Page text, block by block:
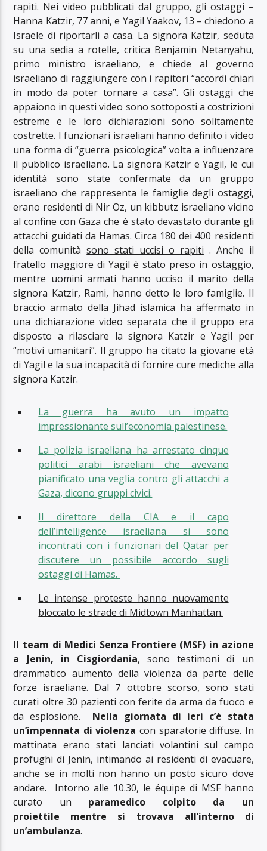
rapiti. Nei video pubblicati dal gruppo, gli ostaggi –
Hanna Katzir, 77 anni, e Yagil Yaakov, 13 – chiedono a
Israele di riportarli a casa. La signora Katzir, seduta
su una sedia a rotelle, critica Benjamin Netanyahu,
primo ministro israeliano, e chiede al governo
israeliano di raggiungere con i rapitori “accordi chiari
in modo da poter tornare a casa”. Gli ostaggi che
appaiono in questi video sono sottoposti a costrizioni
estreme e le loro dichiarazioni sono solitamente
costrette. I funzionari israeliani hanno definito i video
una forma di “guerra psicologica” volta a influenzare
il pubblico israeliano. La signora Katzir e Yagil, le cui
identità sono state confermate da un gruppo
israeliano che rappresenta le famiglie degli ostaggi,
erano residenti di Nir Oz, un kibbutz israeliano vicino
al confine con Gaza che è stato devastato durante gli
attacchi guidati da Hamas. Circa 180 dei 400 residenti
della comunitàsono stati uccisi o rapiti . Anche il
fratello maggiore di Yagil è stato preso in ostaggio,
mentre uomini armati hanno ucciso il marito della
signora Katzir, Rami, hanno detto le loro famiglie. Il
braccio armato della Jihad islamica ha affermato in
una dichiarazione video separata che il gruppo era
disposto a rilasciare la signora Katzir e Yagil per
“motivi umanitari”. Il gruppo ha citato la giovane età
di Yagil e la sua incapacità di fornire cure mediche alla
signora Katzir.
La guerra ha avuto un impatto
impressionante sull’economia palestinese.
La polizia israeliana ha arrestato cinque
politici arabi israeliani che avevano
pianificato una veglia contro gli attacchi a
Gaza, dicono gruppi civici.
Il direttore della CIA e il capo
dell’intelligence israeliana si sono
incontrati con i funzionari del Qatar per
discutere un possibile accordo sugli
ostaggi di Hamas.
Le intense proteste hanno nuovamente
bloccato le strade di Midtown Manhattan.
Il team di Medici Senza Frontiere (MSF) in azione
a Jenin, in Cisgiordania, sono testimoni di un
drammatico aumento della violenza da parte delle
forze israeliane. Dal 7 ottobre scorso, sono stati
curati oltre 30 pazienti con ferite da arma da fuoco e
da esplosione. Nella giornata di ieri c’è stata
un’impennata di violenza con sparatorie diffuse. In
mattinata erano stati lanciati volantini sul campo
profughi di Jenin, intimando ai residenti di evacuare,
anche se in molti non hanno un posto sicuro dove
andare. Intorno alle 10.30, le équipe di MSF hanno
curato un paramedico colpito da un
proiettile
mentre si trovava all’interno di
un’ambulanza.